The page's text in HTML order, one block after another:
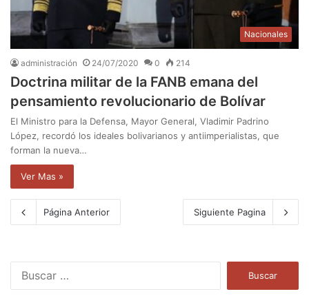
Nacionales
administración 24/07/2020 0 214
Doctrina militar de la FANB emana del
pensamiento revolucionario de Bolívar
El Ministro para la Defensa, Mayor General, Vladimir Padrino
López, recordó los ideales bolivarianos y antiimperialistas, que
forman la nueva…
Ver Mas »
Página Anterior Siguiente Pagina